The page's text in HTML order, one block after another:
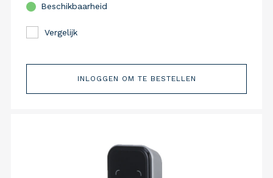
Beschikbaarheid
Vergelijk
INLOGGEN OM TE BESTELLEN